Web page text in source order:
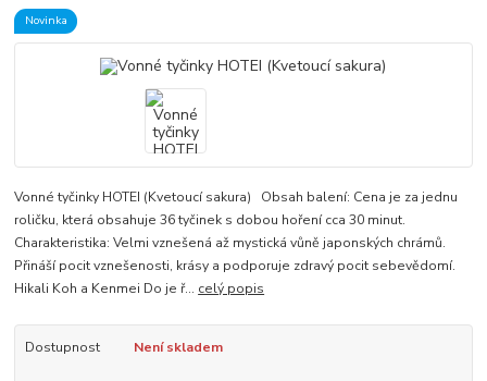
Novinka
Vonné tyčinky HOTEI (Kvetoucí sakura) Obsah balení: Cena je za jednu
roličku, která obsahuje 36 tyčinek s dobou hoření cca 30 minut.
Charakteristika: Velmi vznešená až mystická vůně japonských chrámů.
Přináší pocit vznešenosti, krásy a podporuje zdravý pocit sebevědomí.
Hikali Koh a Kenmei Do je ř... celý popis
Dostupnost Není skladem